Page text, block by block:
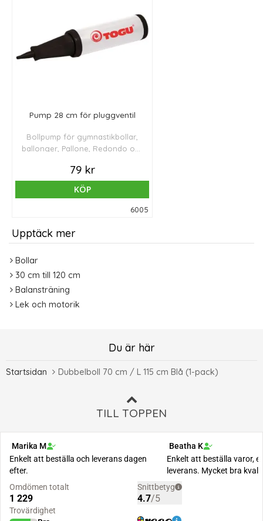
Pump 28 cm för pluggventil
Bollpump för gymnastikbollar,
ballonger, Pallone, Redondo och
79 kr
KÖP
6005
Upptäck mer
Bollar
30 cm till 120 cm
Balansträning
Lek och motorik
Du är här
Startsidan Dubbelboll 70 cm / L 115 cm Blå (1-pack)
TILL TOPPEN